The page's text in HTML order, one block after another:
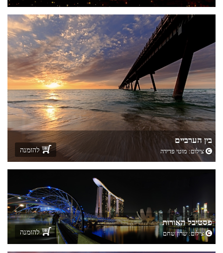
בין הערביים
צילום: מוטי פדידה להזמנה
פסטיבל האורות
צילום: שרון שחם להזמנה